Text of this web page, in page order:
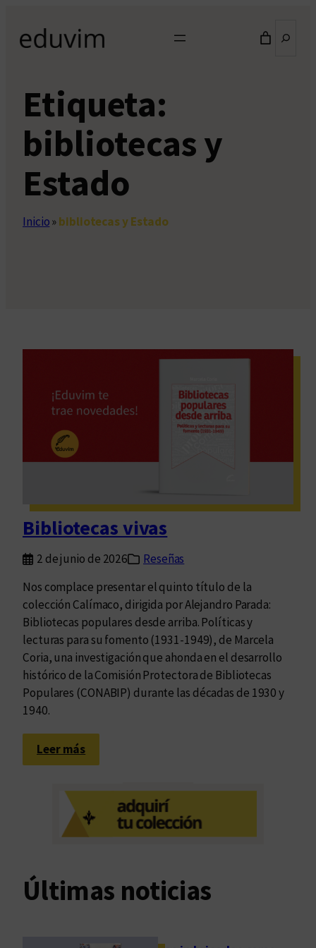
contenido
Etiqueta:
bibliotecas y
Estado
Inicio»bibliotecas y Estado
Bibliotecas vivas
2 de junio de 2026
Reseñas
Nos complace presentar el quinto título de la
colección Calímaco, dirigida por Alejandro Parada:
Bibliotecas populares desde arriba. Políticas y
lecturas para su fomento (1931-1949), de Marcela
Coria, una investigación que ahonda en el desarrollo
histórico de la Comisión Protectora de Bibliotecas
Populares (CONABIP) durante las décadas de 1930 y
1940.
Leer más:
B
l
i
e
s
Últimas noticias